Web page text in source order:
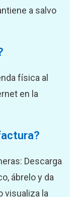
a salvo
física al
en la
Descarga
ábrelo y da
visualiza la